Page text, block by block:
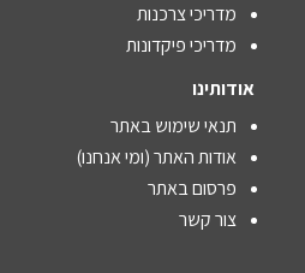
מדריכי צרכנות
מדריכי פיקדונות
אודותינו
תנאי שימוש באתר
אודות האתר (ומי אנחנו)
פרסום באתר
צור קשר